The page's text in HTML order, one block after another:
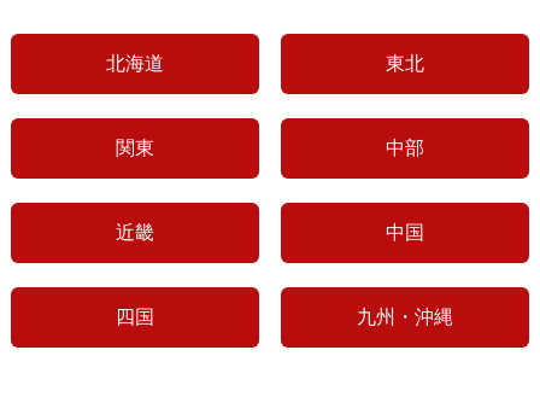
北海道 東北
関東 中部
近畿 中国
四国 九州・沖縄